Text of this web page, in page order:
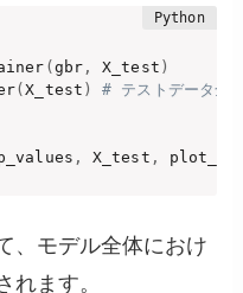
( gbr, X_test )
(X_test ) # テストデータ全
, X_test ,
、モデル全体におけ
れます。